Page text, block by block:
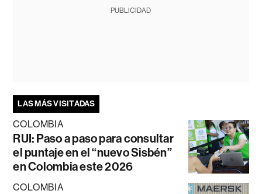
PUBLICIDAD
LAS MÁS VISITADAS
COLOMBIA
RUI: Paso a paso para consultar
el puntaje en el “nuevo Sisbén”
en Colombia este 2026
COLOMBIA